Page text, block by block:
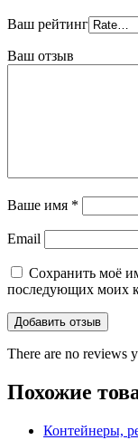
Ваш рейтинг
Ваш отзыв
Ваше имя *
Email
Сохранить моё
последующих моих
There are no reviews
Похожие
Контейнеры,